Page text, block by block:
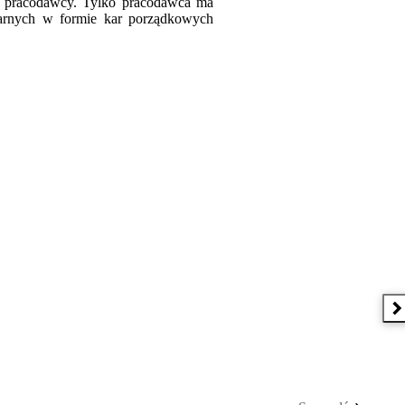
w formie kar porządkowych